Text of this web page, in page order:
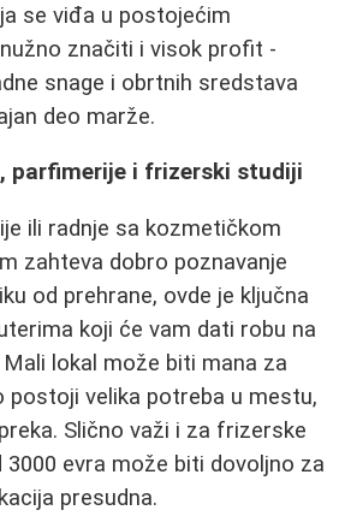
se viđa u postojećim
značiti i visok profit -
snage i obrtnih sredstava
deo marže.
parfimerije i frizerski studiji
ili radnje sa kozmetičkom
zahteva dobro poznavanje
od prehrane, ovde je ključna
koji će vam dati robu na
lokal može biti mana za
postoji velika potreba u mestu,
Slično važi i za frizerske
3000 evra može biti dovoljno za
presudna.